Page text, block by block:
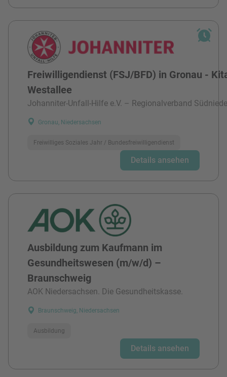
Freiwilligendienst (FSJ/BFD) in Gronau -
Westallee
Johanniter-Unfall-Hilfe e.V. – Regionalverband
Gronau, Niedersachsen
Freiwilliges Soziales Jahr / Bundesfreiwilligendienst
Details ansehen
Ausbildung zum Kaufmann im
Gesundheitswesen (m/w/d) –
Braunschweig
AOK Niedersachsen. Die Gesundheitskasse.
Braunschweig, Niedersachsen
Ausbildung
Details ansehen